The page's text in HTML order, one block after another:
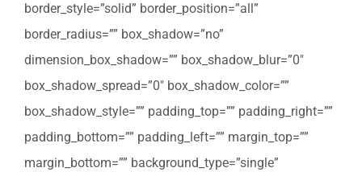
border_style=”solid” border_position=”all”
border_radius=”” box_shadow=”no”
dimension_box_shadow=”” box_shadow_blur=”0″
box_shadow_spread=”0″ box_shadow_color=””
box_shadow_style=”” padding_top=”” padding_right=””
padding_bottom=”” padding_left=”” margin_top=””
margin_bottom=”” background_type=”single”